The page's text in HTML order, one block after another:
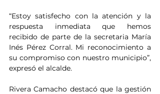
“Estoy satisfecho con la atención y la
respuesta inmediata que hemos
recibido de parte de la secretaria María
Inés Pérez Corral. Mi reconocimiento a
su compromiso con nuestro municipio”,
expresó el alcalde.
Rivera Camacho destacó que la gestión